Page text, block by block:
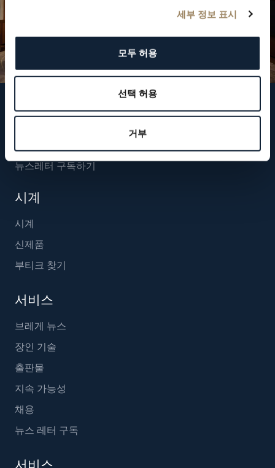
세부 정보 표시
모두 허용
선택 허용
거부
브레게 팔로우하기
뉴스레터 구독하기
시계
시계
신제품
부티크 찾기
서비스
브레게 뉴스
장인 기술
출판물
지속 가능성
채용
뉴스 레터 구독